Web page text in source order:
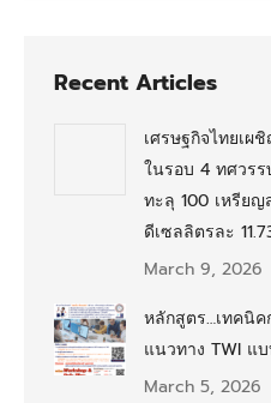
Recent Articles
เศรษฐกิจไทยเ
ในรอบ 4 ทศวร
ทะลุ 100 เหรีย
ดีเซลลิตรละ
March 9, 2026
หลักสูตร…เทคนิ
แนวทาง TWI แ
March 5, 2026